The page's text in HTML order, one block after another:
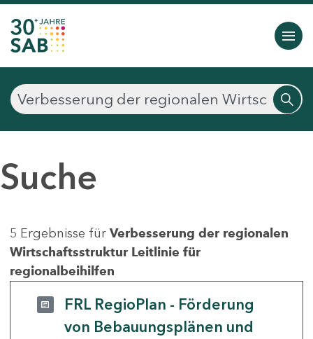
Suche
5 Ergebnisse für Verbesserung der regionalen
Wirtschaftsstruktur Leitlinie für
regionalbeihilfen
FRL RegioPlan - Förderung
von Bebauungsplänen und